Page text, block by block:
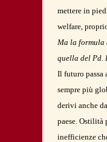
mettere in
welfare,
Ma la formula
quella del Pd.
Il futuro passa
sempre più
derivi anche
paese. Ostilità
inefficienze